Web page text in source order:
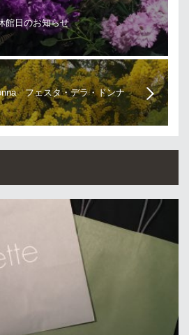
館日のお知らせ
フェスタ・デラ・ドンナ